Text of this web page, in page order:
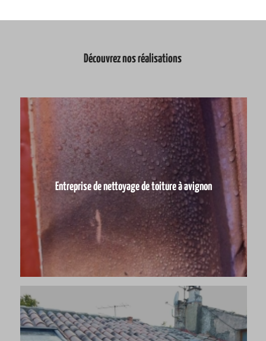
Découvrez nos réalisations
Entreprise de nettoyage de toiture à avignon